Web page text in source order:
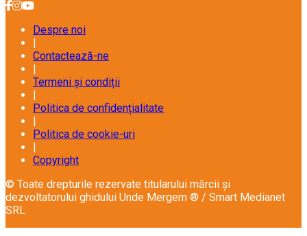
Despre noi
|
Contactează-ne
|
Termeni și condiții
|
Politica de confidențialitate
|
Politica de cookie-uri
|
Copyright
© Toate drepturile rezervate titularului mărcii și
dezvoltatorului ghidului Unde Mergem ® / Smart Medianet
SRL